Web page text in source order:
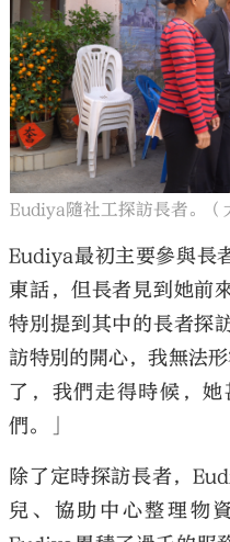
Eudiya隨社工探訪長者。（
Eudiya最初主要參與長
東話，但長者見到她前
特別提到其中的長者探
訪特別的開心，我無法
了，我們走得時候，
們。」
除了定時探訪長者，
兒、協助中心整理物